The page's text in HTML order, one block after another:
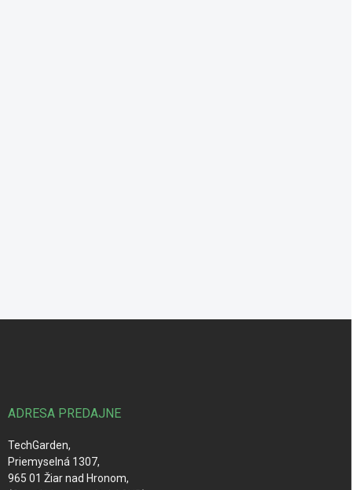
ADRESA PREDAJNE
TechGarden,
Priemyselná 1307,
965 01 Žiar nad Hronom,